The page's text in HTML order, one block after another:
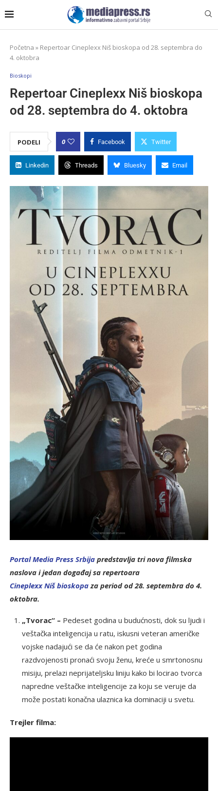
Početna » Repertoar Cineplexx Niš bioskopa od 28. septembra do
4. oktobra
Bioskopi
Repertoar Cineplexx Niš bioskopa
od 28. septembra do 4. oktobra
PODELI 0 Facebook Twitter
Linkedin Threads Bluesky Email
Portal Media Press Srbija predstavlja tri nova filmska
naslova i jedan događaj sa repertoara
Cineplexx Niš bioskopaza period od 28. septembra do 4.
oktobra.
„Tvorac“ – Pedeset godina u budućnosti, dok su ljudi i
veštačka inteligencija u ratu, iskusni veteran američke
vojske nadajući se da će nakon pet godina
razdvojenosti pronaći svoju ženu, kreće u smrtonosnu
misiju, prelazi neprijateljsku liniju kako bi locirao tvorca
napredne veštačke inteligencije za koju se veruje da
može postati konačna ulaznica ka dominaciji u svetu.
Trejler filma: